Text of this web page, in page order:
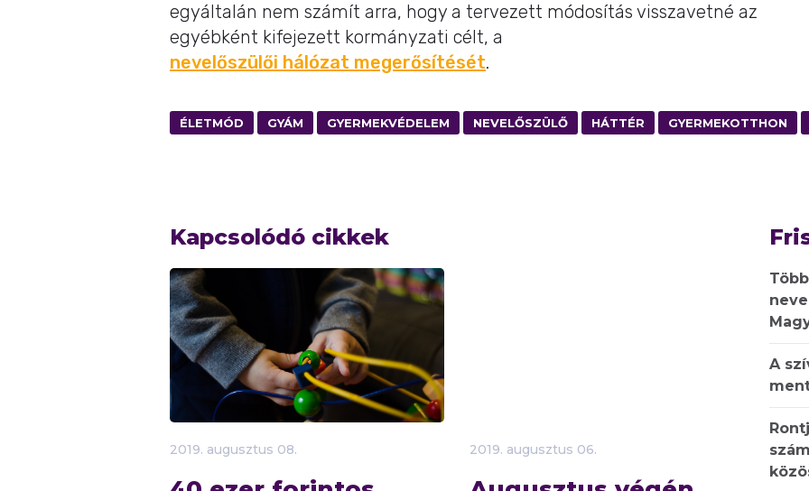
egyáltalán nem számít arra, hogy a tervezett módosítás visszavetné az
egyébként kifejezett kormányzati célt, a
nevelőszülői hálózat megerősítését.
ÉLETMÓD GYÁM GYERMEKVÉDELEM NEVELŐSZÜLŐ HÁTTÉR GYERMEKOTTHON
Kapcsolódó cikkek
2019. augusztus 08. 2019. augusztus 06.
A